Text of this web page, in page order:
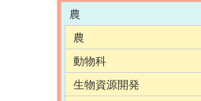
農
農
動物科
生物資源開発